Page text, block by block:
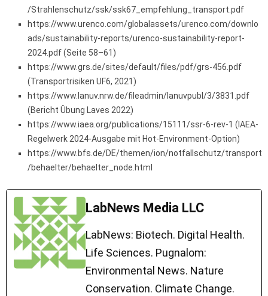
/Strahlenschutz/ssk/ssk67_empfehlung_transport.pdf
https://www.urenco.com/globalassets/urenco.com/downlo
ads/sustainability-reports/urenco-sustainability-report-
2024.pdf (Seite 58–61)
https://www.grs.de/sites/default/files/pdf/grs-456.pdf
(Transportrisiken UF6, 2021)
https://www.lanuv.nrw.de/fileadmin/lanuvpubl/3/3831.pdf
(Bericht Übung Laves 2022)
https://www.iaea.org/publications/15111/ssr-6-rev-1 (IAEA-
Regelwerk 2024-Ausgabe mit Hot-Environment-Option)
https://www.bfs.de/DE/themen/ion/notfallschutz/transport
/behaelter/behaelter_node.html
LabNews Media LLC
LabNews: Biotech. Digital Health.
Life Sciences. Pugnalom:
Environmental News. Nature
Conservation. Climate Change.